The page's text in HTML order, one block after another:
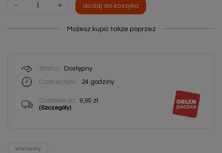
- + dodaj do koszyka
Możesz kupić także poprzez
Status:
Dostępny
Czas wysyłki:
24 godziny
Dostawa od: 9,99 zł
(Szczegóły)
Warianty